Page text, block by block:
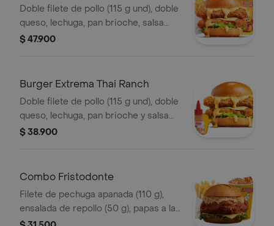
Ranch
Doble filete de pollo (115 g und), doble
queso, lechuga, pan brioche, salsa
Thai ranch, francesa mediana (60 g) y
$ 47.900
Burger Extrema Thai Ranch
Doble filete de pollo (115 g und), doble
queso, lechuga, pan brioche y salsa
Thai ranch
$ 38.900
Combo Fristodonte
Filete de pechuga apanada (110 g),
ensalada de repollo (50 g), papas a la
francesa mediana (60 g) y gaseosa